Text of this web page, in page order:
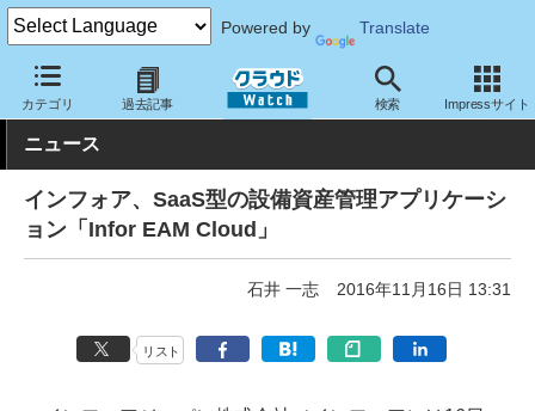
Powered by Translate
カテゴリ 過去記事 検索 Impressサイト
クラウド Watch サービス・ソフト サービス 基幹業務
ニュース
インフォア、SaaS型の設備資産管理アプリケーシ
ョン「Infor EAM Cloud」
石井 一志 2016年11月16日 13:31
リスト